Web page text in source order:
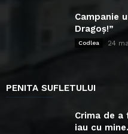
Campanie
Dragoș!”
Codlea 24
PENITA SUFLETULUI
Crima de
iau cu